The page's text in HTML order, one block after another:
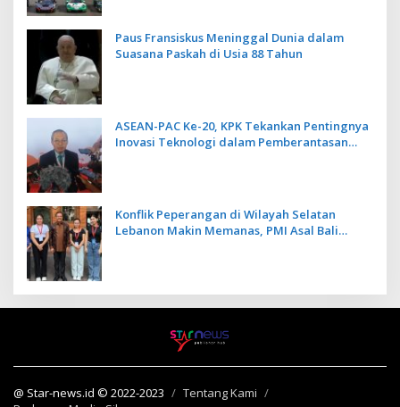
Paus Fransiskus Meninggal Dunia dalam
Suasana Paskah di Usia 88 Tahun
ASEAN-PAC Ke-20, KPK Tekankan Pentingnya
Inovasi Teknologi dalam Pemberantasan
Konflik Peperangan di Wilayah Selatan
Lebanon Makin Memanas, PMI Asal Bali
@ Star-news.id © 2022-2023
Tentang Kami